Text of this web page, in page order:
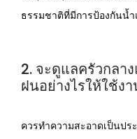
ธรรมชาติที่มีการป้องกันน้ำ
2. จะดูแลครัวกล
ฝนอย่างไรให้ใช้ง
ควรทำความสะอาดเป็นปร